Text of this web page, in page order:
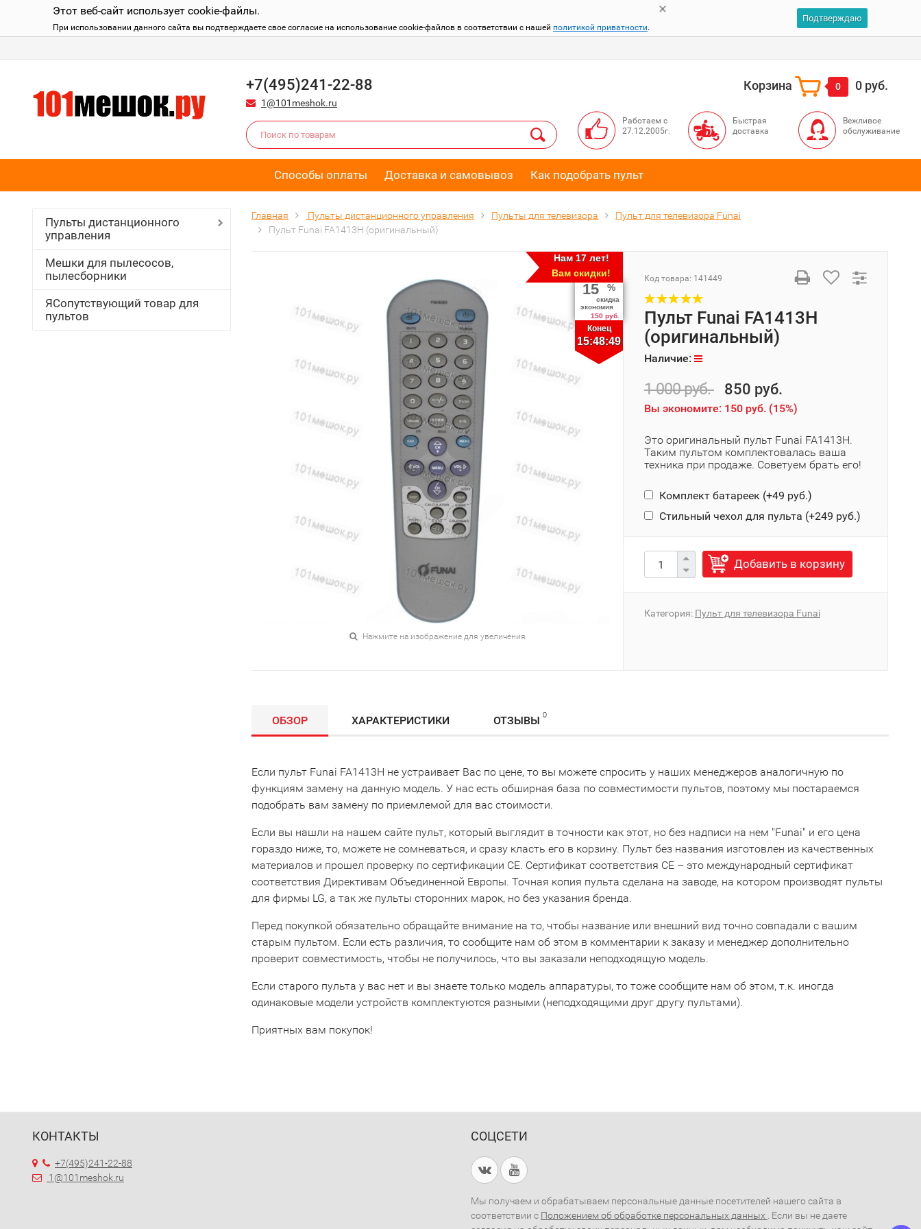
Этот веб-сайт использует cookie-файлы.
При использовании данного сайта вы подтверждаете свое согласие на использование cookie-файлов в соответствии с нашей политикой приватности.
Подтверждаю
+7(495)241-22-88
1@101meshok.ru
Корзина 0 0 руб.
Работаем с
27.12.2005г.
Быстрая
доставка
Вежливое
обслуживание
Способы оплаты Доставка и самовывоз Как подобрать пульт
Пульты дистанционного
управления
Мешки для пылесосов,
пылесборники
ЯСопутствующий товар для
пультов
Главная Пульты дистанционного управления Пульты для телевизора
Пульт для телевизора Funai
Пульт Funai FA1413H (оригинальный)
Нажмите на изображение для увеличения
Нам 17 лет!
Вам скидки!
Конец
15:48:48
15 %
скидка
экономия
150 руб.
Код товара: 141449
Пульт Funai FA1413H
(оригинальный)
Наличие:
1 000 руб. 850 руб.
Вы экономите: 150 руб. (15%)
Это оригинальный пульт Funai FA1413H.
Таким пультом комплектовалась ваша
техника при продаже. Советуем брать его!
Комплект батареек (+49 руб.)
Стильный чехол для пульта (+249 руб.)
Добавить в корзину
Категория: Пульт для телевизора Funai
ОБЗОР ХАРАКТЕРИСТИКИ ОТЗЫВЫ 0
Если пульт Funai FA1413H не устраивает Вас по цене, то вы можете спросить у наших менеджеров аналогичную по
функциям замену на данную модель. У нас есть обширная база по совместимости пультов, поэтому мы постараемся
подобрать вам замену по приемлемой для вас стоимости.
Если вы нашли на нашем сайте пульт, который выглядит в точности как этот, но без надписи на нем "Funai" и его цена
гораздо ниже, то, можете не сомневаться, и сразу класть его в корзину. Пульт без названия изготовлен из качественных
материалов и прошел проверку по сертификации CE. Сертификат соответствия СЕ – это международный сертификат
соответствия Директивам Объединенной Европы. Точная копия пульта сделана на заводе, на котором производят пульты
для фирмы LG, а так же пульты сторонних марок, но без указания бренда.
Перед покупкой обязательно обращайте внимание на то, чтобы название или внешний вид точно совпадали с вашим
старым пультом. Если есть различия, то сообщите нам об этом в комментарии к заказу и менеджер дополнительно
проверит совместимость, чтобы не получилось, что вы заказали неподходящую модель.
Если старого пульта у вас нет и вы знаете только модель аппаратуры, то тоже сообщите нам об этом, т.к. иногда
одинаковые модели устройств комплектуются разными (неподходящими друг другу пультами).
Приятных вам покупок!
КОНТАКТЫ
+7(495)241-22-88
1@101meshok.ru
СОЦСЕТИ
Мы получаем и обрабатываем персональные данные посетителей нашего сайта в
соответствии с Положением об обработке персональных данных
. Если вы не даете